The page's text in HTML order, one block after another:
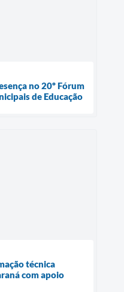
no 20º Fórum
de Educação
técnica
com apoio